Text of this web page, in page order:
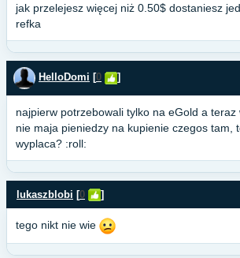
jak przelejesz więcej niż 0.50$ dostaniesz
refka
HelloDomi [0 ]
najpierw potrzebowali tylko na eGold a teraz
nie maja pieniedzy na kupienie czegos tam,
wyplaca? :roll:
lukaszblobi [0 ]
tego nikt nie wie